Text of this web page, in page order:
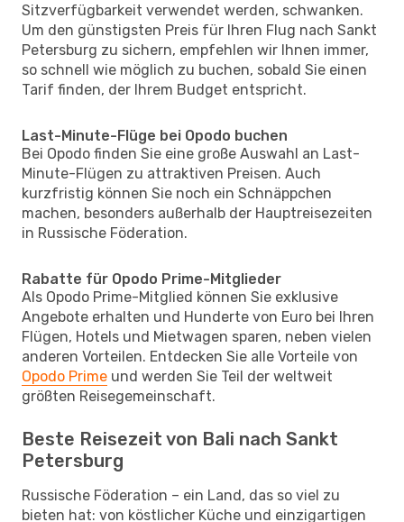
Sitzverfügbarkeit verwendet werden, schwanken.
Um den günstigsten Preis für Ihren Flug nach Sankt
Petersburg zu sichern, empfehlen wir Ihnen immer,
so schnell wie möglich zu buchen, sobald Sie einen
Tarif finden, der Ihrem Budget entspricht.
Last-Minute-Flüge bei Opodo buchen
Bei Opodo finden Sie eine große Auswahl an Last-
Minute-Flügen zu attraktiven Preisen. Auch
kurzfristig können Sie noch ein Schnäppchen
machen, besonders außerhalb der Hauptreisezeiten
in Russische Föderation.
Rabatte für Opodo Prime-Mitglieder
Als Opodo Prime-Mitglied können Sie exklusive
Angebote erhalten und Hunderte von Euro bei Ihren
Flügen, Hotels und Mietwagen sparen, neben vielen
anderen Vorteilen. Entdecken Sie alle Vorteile von
Opodo Prime und werden Sie Teil der weltweit
größten Reisegemeinschaft.
Beste Reisezeit von Bali nach Sankt
Petersburg
Russische Föderation – ein Land, das so viel zu
bieten hat: von köstlicher Küche und einzigartigen